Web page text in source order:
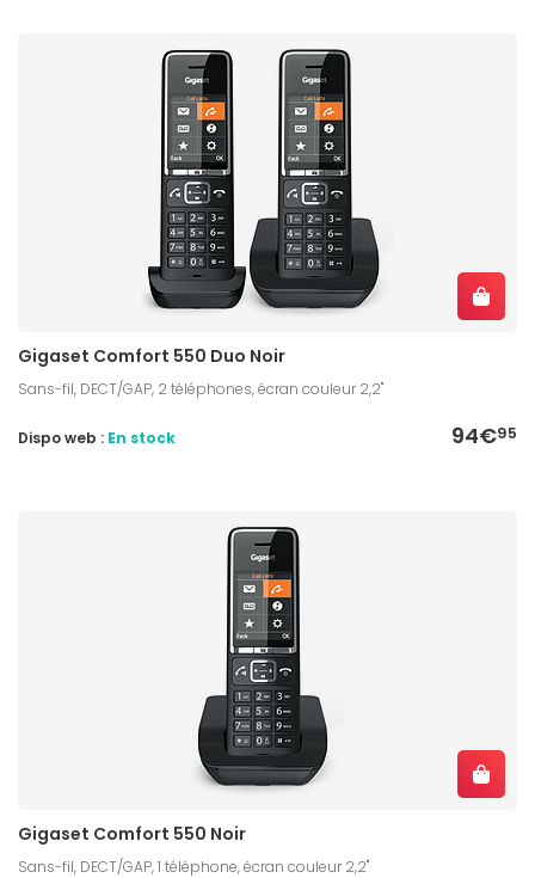
Gigaset Comfort 550 Duo Noir
Sans-fil, DECT/GAP, 2 téléphones, écran couleur 2,2"
94€95
Dispo web : En stock
Gigaset Comfort 550 Noir
Sans-fil, DECT/GAP, 1 téléphone, écran couleur 2,2"